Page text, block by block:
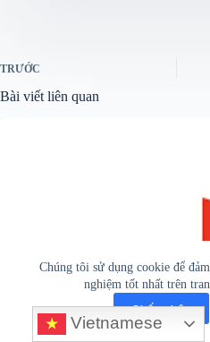
Chúng tôi sử dụng cookie để
nghiệm tốt nhất trên
Chấp nhận
TRƯỚC
Bài viết liên quan
Vietnamese